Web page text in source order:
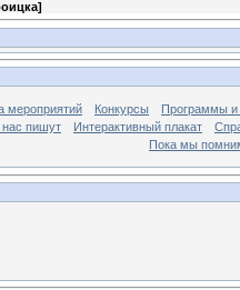
]
мероприятий Конкурсы
Программы и
пишут Интерактивный плакат
Пока мы